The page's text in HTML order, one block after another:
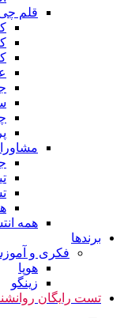
قلم
همه
برندها
فکری و
هوپا
زینگو
تست رایگان